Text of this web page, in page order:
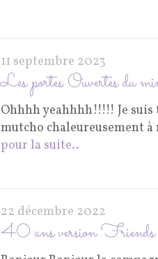
11 septembre 2023
Les portes Ouvertes du
Ohhhh yeahhhh!!!!! Je
mutcho chaleureusement à
pour la suite..
22 décembre 2022
40 ans version Friends